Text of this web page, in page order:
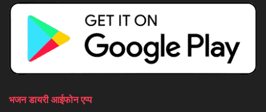
भजन डायरी आईफोन एप्प